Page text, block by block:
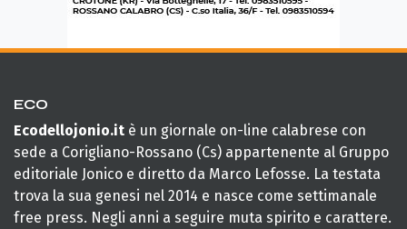
ECO
Ecodellojonio.it è un giornale on-line calabrese con
sede a Corigliano-Rossano (Cs) appartenente al Gruppo
editoriale Jonico e diretto da Marco Lefosse. La testata
trova la sua genesi nel 2014 e nasce come settimanale
free press. Negli anni a seguire muta spirito e carattere.